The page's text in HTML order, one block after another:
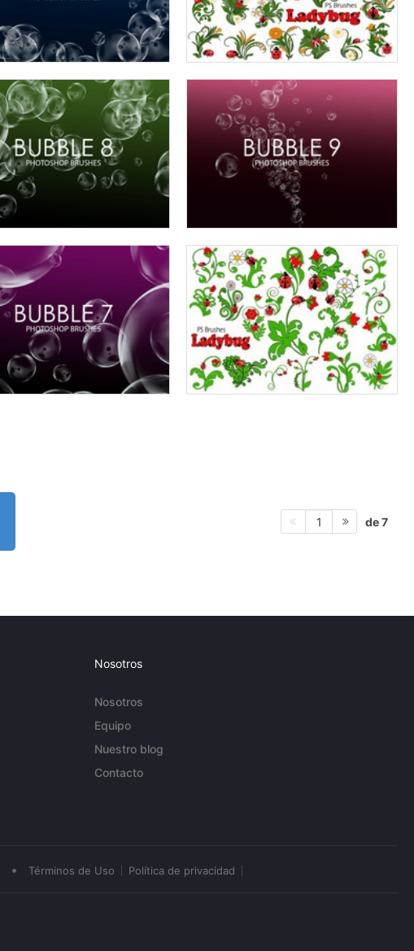
1 de 7
Nosotros
Nosotros
Equipo
Nuestro blog
Contacto
• Términos de Uso Política de privacidad